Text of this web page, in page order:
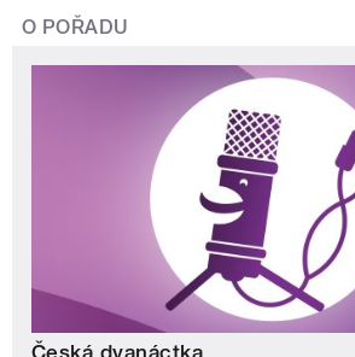
O POŘADU
Česká dvanáctka